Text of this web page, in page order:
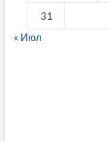
31
« Июл